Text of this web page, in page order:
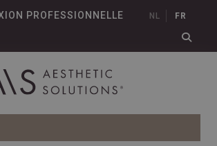
PROFESSIONNELLE NL FR